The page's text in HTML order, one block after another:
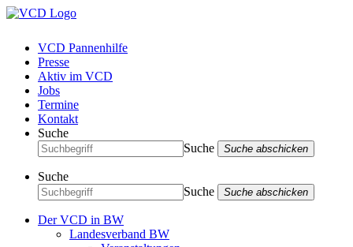
VCD Pannenhilfe
Presse
Aktiv im VCD
Jobs
Termine
Kontakt
Suche
Suche
Suche abschicken
Suche
Suche
Suche abschicken
Der VCD in BW
Landesverband BW